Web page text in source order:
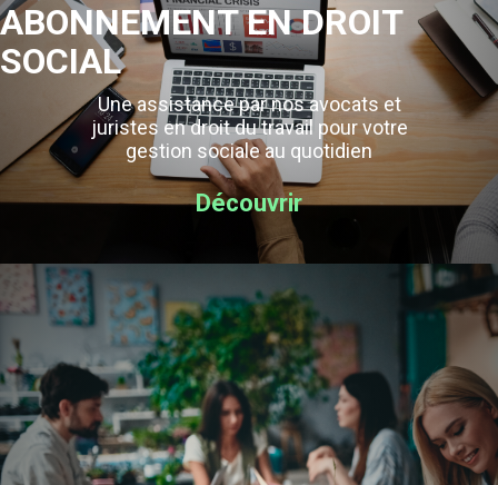
ABONNEMENT EN DROIT
SOCIAL
Une assistance par nos avocats et
juristes en droit du travail pour votre
gestion sociale au quotidien
Découvrir